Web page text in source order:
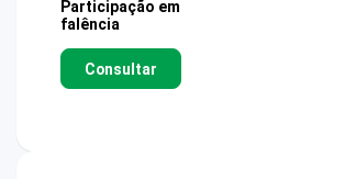
Participação em
falência
Consultar